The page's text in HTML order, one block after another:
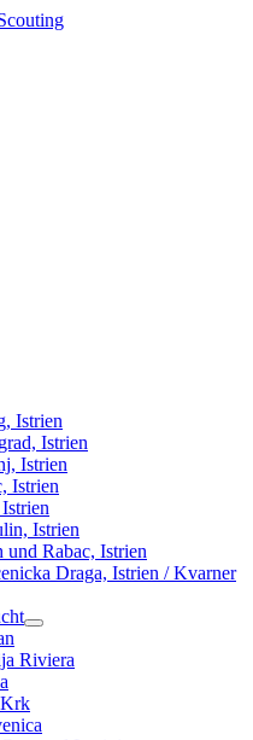
Istrien
Istrien
Istrien
Istrien
Istrien
Rabac, Istrien
Draga, Istrien / Kvarner
Riviera